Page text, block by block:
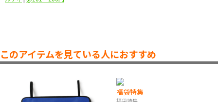
このアイテムを見ている人におすすめ
福袋特集